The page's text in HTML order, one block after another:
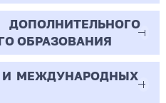
10
Практическая
образования
50
15
ОБРАЗОВАНИЯ
И МЕЖДУНАРОДНЫХ